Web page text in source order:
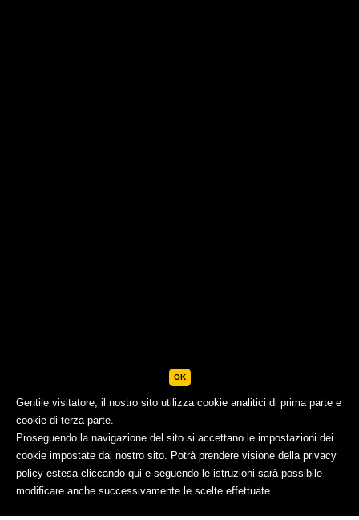
PRENOTA
OK
Gentile visitatore, il nostro sito utilizza cookie analitici di prima parte e
cookie di terza parte.
Proseguendo la navigazione del sito si accettano le impostazioni dei
cookie impostate dal nostro sito. Potrà prendere visione della privacy
policy estesa cliccando qui e seguendo le istruzioni sarà possibile
modificare anche successivamente le scelte effettuate.